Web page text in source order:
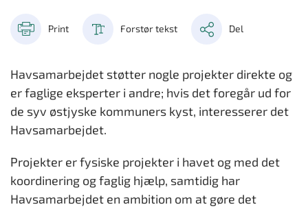
Print Forstør tekst Del
Havsamarbejdet støtter nogle projekter direkte og
er faglige eksperter i andre; hvis det foregår ud for
de syv østjyske kommuners kyst, interesserer det
Havsamarbejdet.
Projekter er fysiske projekter i havet og med det
koordinering og faglig hjælp, samtidig har
Havsamarbejdet en ambition om at gøre det